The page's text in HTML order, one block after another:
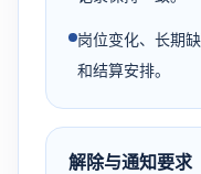
岗位变化、长期
和结算安排。
解除与通知要求